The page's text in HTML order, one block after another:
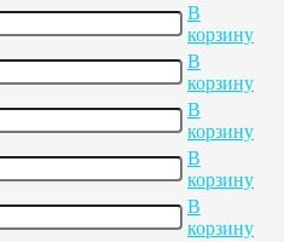
В
корзину
В
корзину
В
корзину
В
корзину
В
корзину